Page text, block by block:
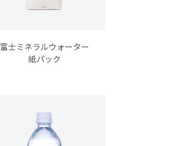
富士ミネラルウォーター
紙パック